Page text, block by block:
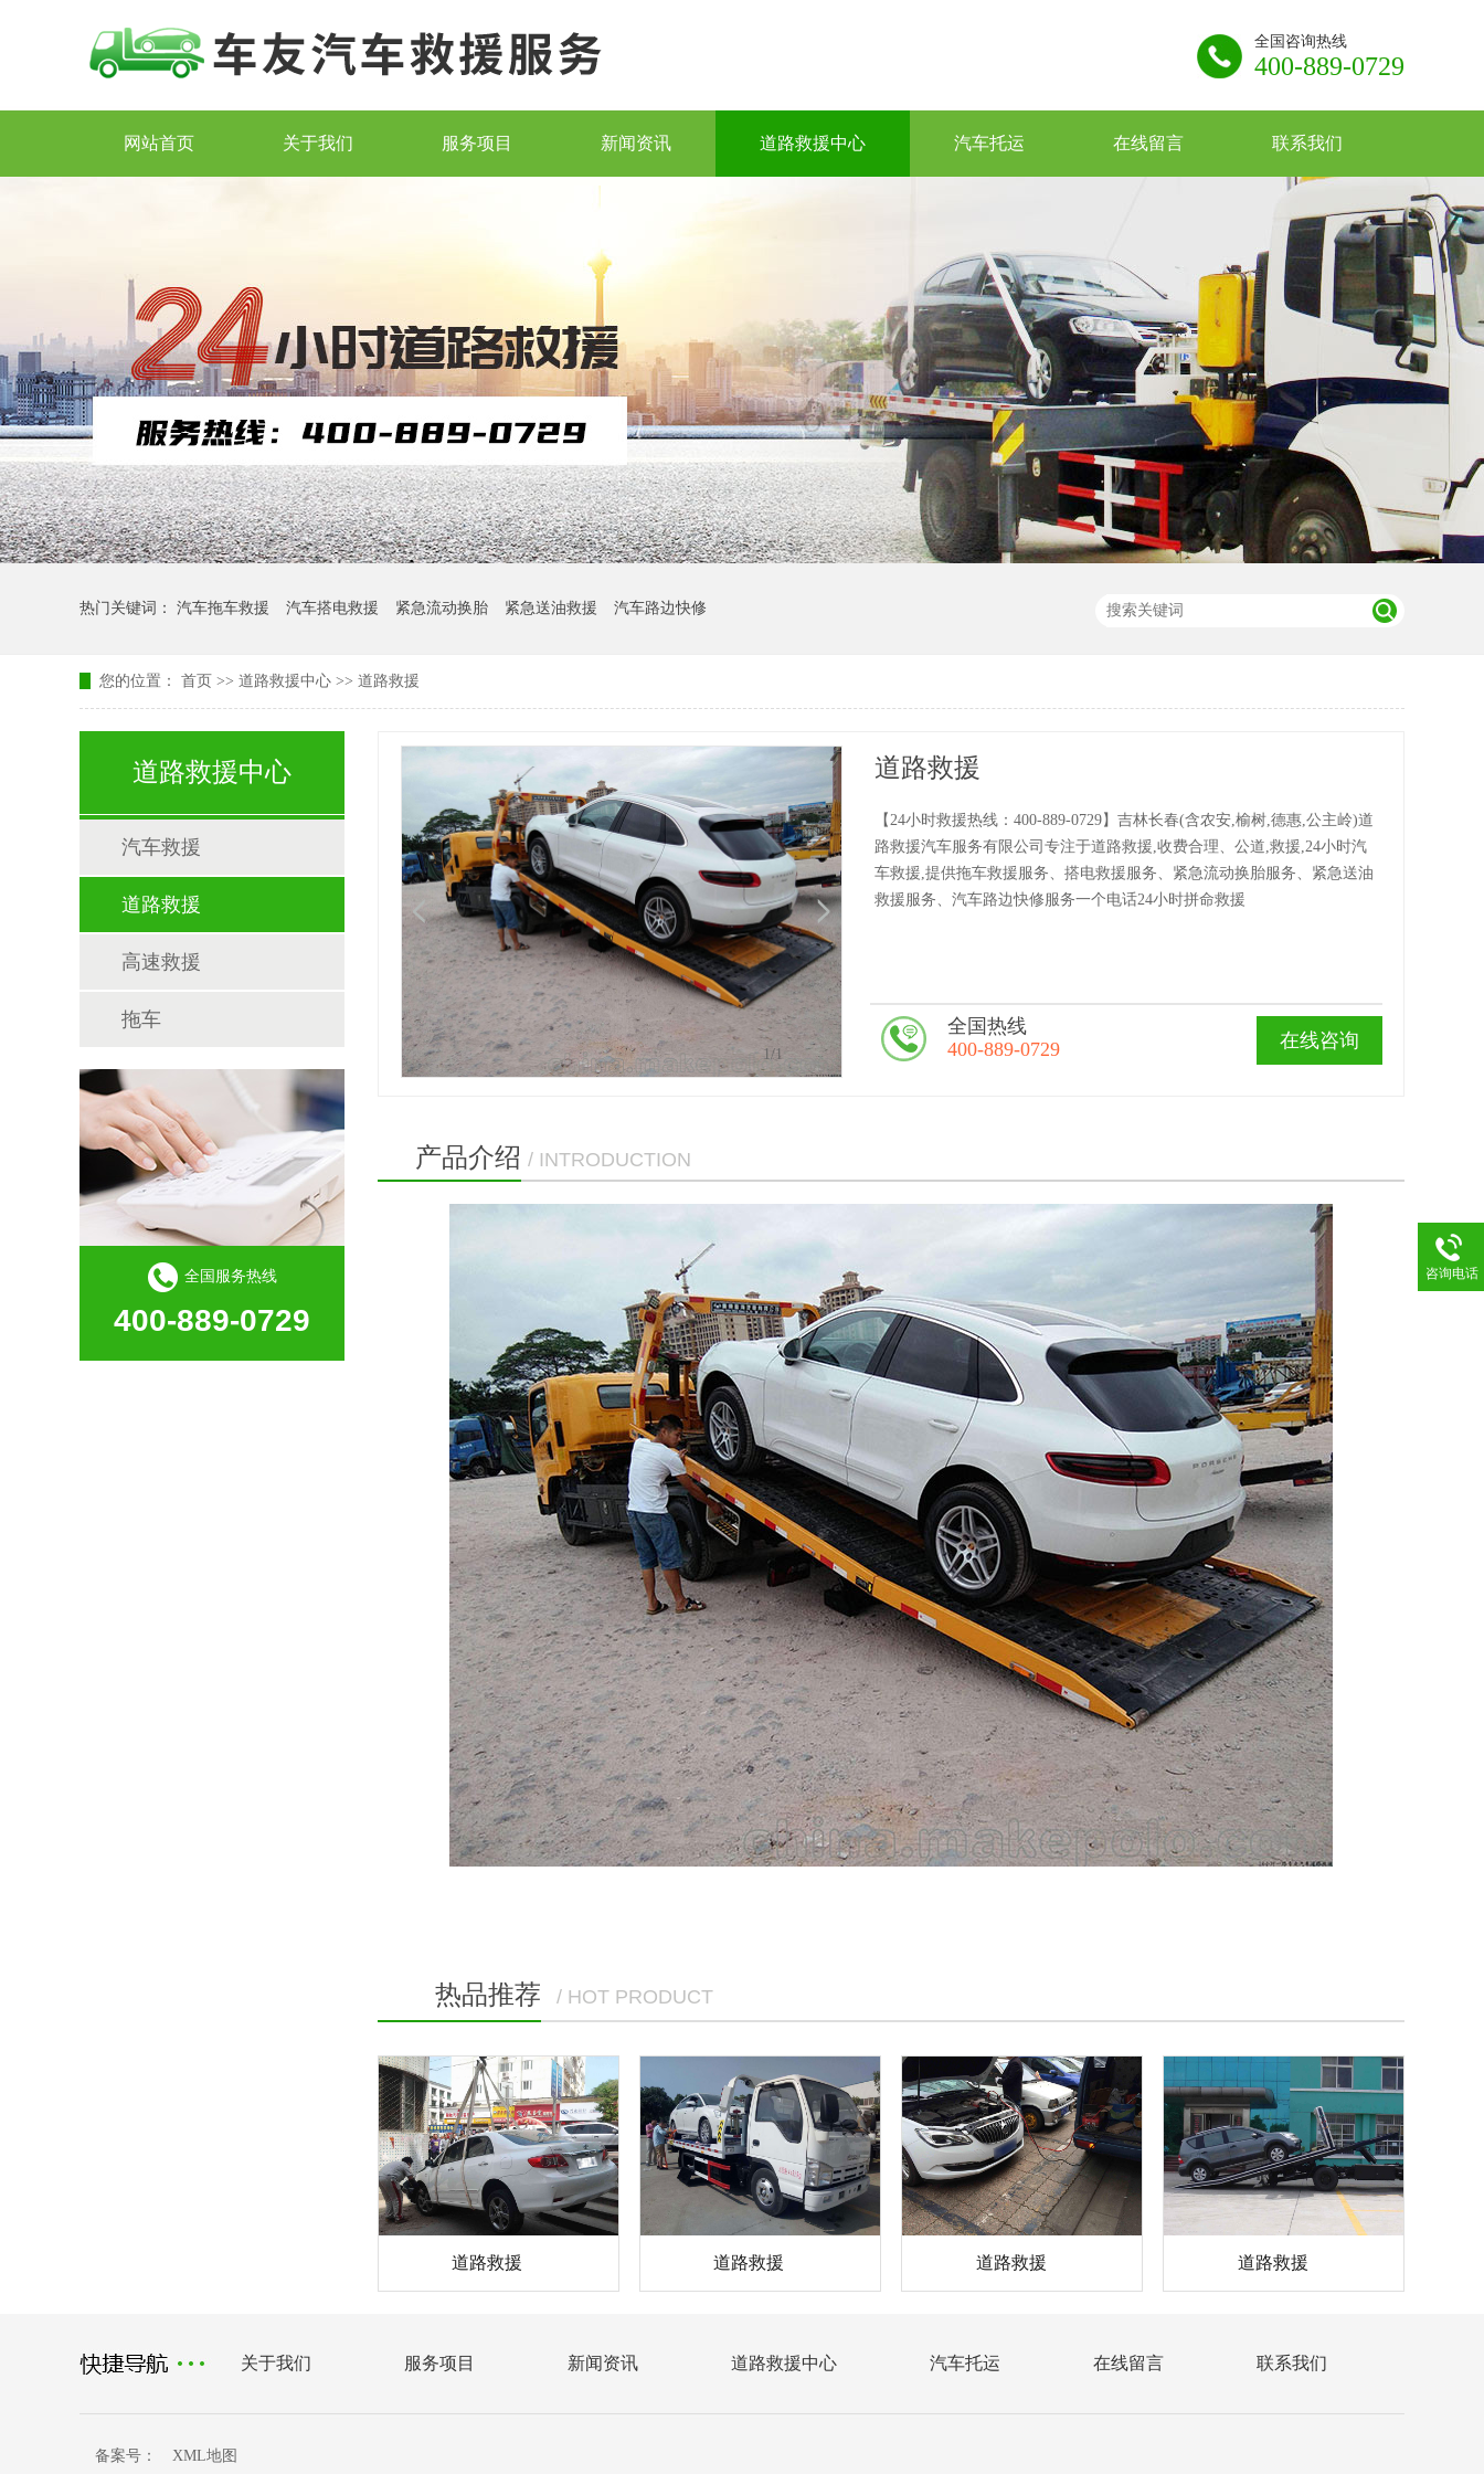
全国咨询热线
400-889-0729
网站首页 关于我们 服务项目 新闻资讯 道路救援中心 汽车托运 在线留言 联系我们
热门关键词： 汽车拖车救援 汽车搭电救援 紧急流动换胎 紧急送油救援 汽车路边快修
您的位置： 首页 >> 道路救援中心 >> 道路救援
道路救援中心
汽车救援
道路救援
高速救援
拖车
全国服务热线
400-889-0729
1 /1
道路救援
【24小时救援热线：400-889-0729】吉林长春(含农安,榆树,德惠,公主岭)道
路救援汽车服务有限公司专注于道路救援,收费合理、公道,救援,24小时汽
车救援,提供拖车救援服务、搭电救援服务、紧急流动换胎服务、紧急送油
救援服务、汽车路边快修服务一个电话24小时拼命救援
在线咨询
全国热线
400-889-0729
产品介绍 / INTRODUCTION
热品推荐 / HOT PRODUCT
道路救援 道路救援 道路救援 道路救援
关于我们 服务项目 新闻资讯 道路救援中心 汽车托运 在线留言 联系我们
备案号： XML地图
咨询电话